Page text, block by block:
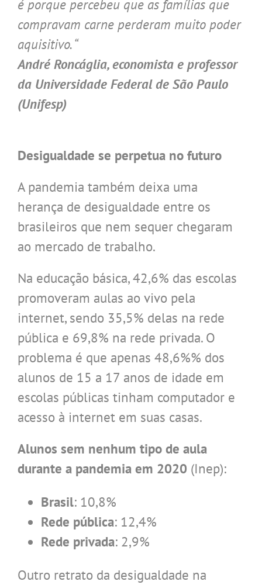
é porque percebeu que as famílias que
compravam carne perderam muito poder
aquisitivo. “
André Roncáglia, economista e professor
da Universidade Federal de São Paulo
(Unifesp)
Desigualdade se perpetua no futuro
A pandemia também deixa uma
herança de desigualdade entre os
brasileiros que nem sequer chegaram
ao mercado de trabalho.
Na educação básica, 42,6% das escolas
promoveram aulas ao vivo pela
internet, sendo 35,5% delas na rede
pública e 69,8% na rede privada. O
problema é que apenas 48,6%% dos
alunos de 15 a 17 anos de idade em
escolas públicas tinham computador e
acesso à internet em suas casas.
Alunos sem nenhum tipo de aula
durante a pandemia em 2020 (Inep):
Brasil: 10,8%
Rede pública: 12,4%
Rede privada: 2,9%
Outro retrato da desigualdade na